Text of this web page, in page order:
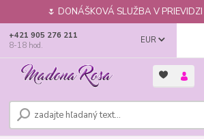
🌷 DONÁŠKOVÁ SLUŽBA V
EUR
+421 905 276 211
8-18 hod.